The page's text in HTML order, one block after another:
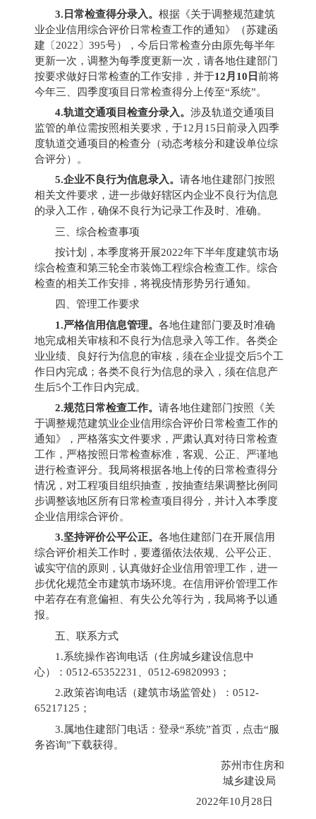
3. 日常检查得分录入。根据《关于调整规范建筑
业企业信用综合评价日常检查工作的通知》（苏建函
建 〔 2022 〕 395号），今后日常检查分由原先每半年
更新一次，调整为每季度更新一次，请各地住建部门
按要求做好日常检查的工作安排，并于12 月 10 日前将
今年三、四季度项目日常检查得分上传至“系统”。
4.轨道交通项目检查分录入。涉及轨道交通项目
监管的单位需按照相关要求，于12 月 15 日前录入四季
度轨道交通项目的检查分（动态考核分和建设单位综
合评分）。
5.企业不良行为信息录入。请各地住建部门按照
相关文件要求，进一步做好辖区内企业不良行为信息
的录入工作，确保不良行为记录工作及时、准确。
三、综合检查事项
按计划，本季度将开展2022年下半年度建筑市场
综合检查和第三轮全市装饰工程综合检查工作。综合
检查的相关工作安排，将视疫情形势另行通知。
四、管理工作要求
1.严格信用信息管理。各地住建部门要及时准确
地完成相关审核和不良行为信息录入等工作。各类企
业业绩、良好行为信息的审核，须在企业提交后5个工
作日内完成；各类不良行为信息的录入，须在信息产
生后5个工作日内完成。
2.规范日常检查工作。请各地住建部门按照《关
于调整规范建筑业企业信用综合评价日常检查工作的
通知》，严格落实文件要求，严肃认真对待日常检查
工作，严格按照日常检查标准，客观、公正、严谨地
进行检查评分。我局将根据各地上传的日常检查得分
情况，对工程项目组织抽查，按抽查结果调整比例同
步调整该地区所有日常检查项目得分，并计入本季度
企业信用综合评价。
3.坚持评价公平公正。各地住建部门在开展信用
综合评价相关工作时，要遵循依法依规、公平公正、
诚实守信的原则，认真做好企业信用管理工作，进一
步优化规范全市建筑市场环境。在信用评价管理工作
中若存在有意偏袒、有失公允等行为，我局将予以通
报。
五、联系方式
1.系统操作咨询电话（住房城乡建设信息中
心）： 0512-65352231 0512-69820993 ；
2.政策咨询电话（建筑市场监管处）：0512-
65217125 ；
3.属地住建部门电话：登录“系统”首页，点击“服
务咨询”下载获得。
苏州市住房和
城乡建设局
2022年10月 28 日